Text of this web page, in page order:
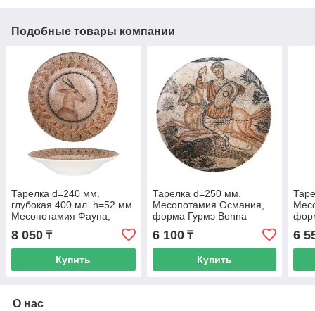
Подобные товары компании
Тарелка d=240 мм.
глубокая 400 мл. h=52 мм.
Месопотамия Фауна,
форма Гурмэ Bonna
8 050 ₸
Купить
Тарелка d=250 мм.
Месопотамия Османия,
форма Гурмэ Bonna
6 100₸
Купить
6
О нас